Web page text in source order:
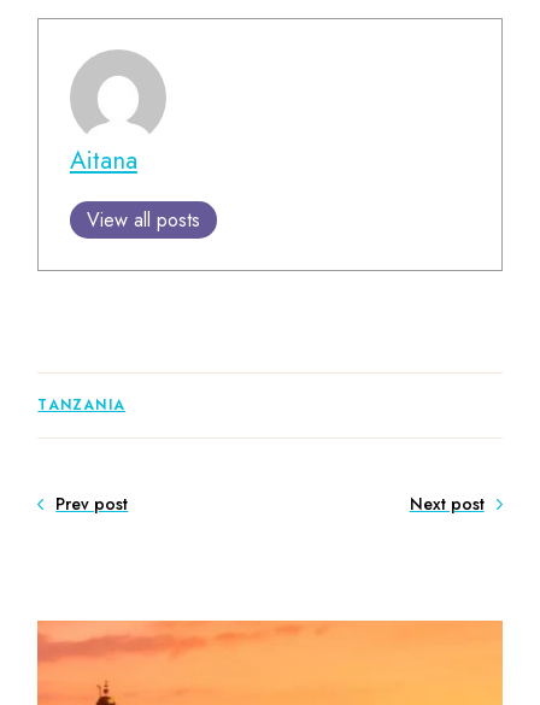
Aitana
View all posts
TANZANIA
Prev post Next post